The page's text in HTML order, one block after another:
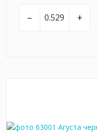
– +